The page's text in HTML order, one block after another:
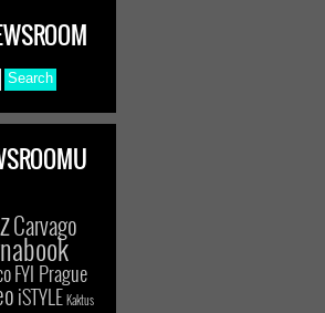
Carvago
FYI Prague
iSTYLEKaktus